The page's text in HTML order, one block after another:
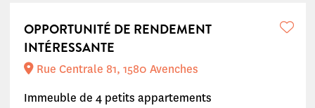
OPPORTUNITÉ DE RENDEMENT
INTÉRESSANTE
Rue Centrale 81, 1580 Avenches
Immeuble de 4 petits appartements